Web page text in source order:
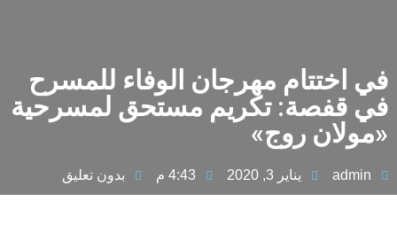
في اختتام مهرجان الوفاء للمسرح
في قفصة: تكريم مستحق لمسرحية
«مولان روج»
admin يناير 3, 2020 4:43 م بدون تعليق